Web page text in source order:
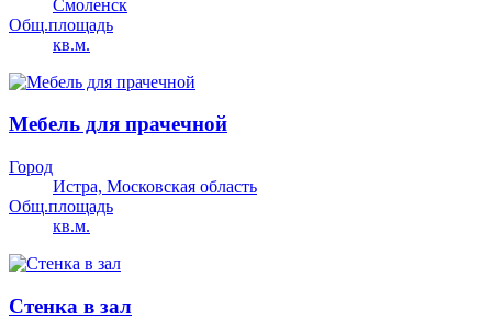
Смоленск
Общ.площадь
кв.м.
Мебель для прачечной
Город
Истра, Московская область
Общ.площадь
кв.м.
Стенка в зал